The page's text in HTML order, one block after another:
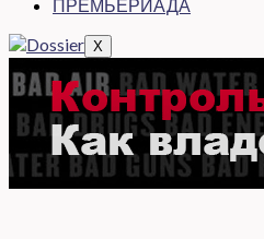
ПРЕМЬЕРИАДА
X